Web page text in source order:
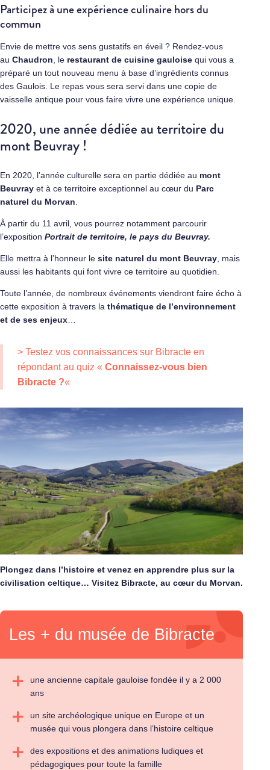
Participez à une expérience culinaire hors du
commun
Envie de mettre vos sens gustatifs en éveil ? Rendez-vous
au Chaudron, le restaurant de cuisine gauloise qui vous a
préparé un tout nouveau menu à base d’ingrédients connus
des Gaulois. Le repas vous sera servi dans une copie de
vaisselle antique pour vous faire vivre une expérience unique.
2020, une année dédiée au territoire du
mont Beuvray !
En 2020, l’année culturelle sera en partie dédiée au mont
Beuvray et à ce territoire exceptionnel au cœur du Parc
naturel du Morvan.
À partir du 11 avril, vous pourrez notamment parcourir
l’exposition Portrait de territoire, le pays du Beuvray.
Elle mettra à l’honneur le site naturel du mont Beuvray, mais
aussi les habitants qui font vivre ce territoire au quotidien.
Toute l’année, de nombreux événements viendront faire écho à
cette exposition à travers la thématique de l’environnement
et de ses enjeux…
> Testez vos connaissances sur Bibracte en
répondant au quiz « Connaissez-vous bien
Bibracte ?«
Plongez dans l’histoire et venez en apprendre plus sur la
civilisation celtique… Visitez Bibracte, au cœur du Morvan.
Les + du musée de Bibracte
une ancienne capitale gauloise fondée il y a 2 000
ans
un site archéologique unique en Europe et un
musée qui vous plongera dans l’histoire celtique
des expositions et des animations ludiques et
pédagogiques pour toute la famille